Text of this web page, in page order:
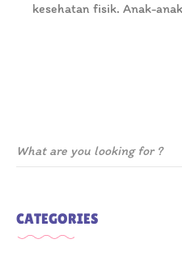
kesehatan fisik. Anak-
CATEGORIES